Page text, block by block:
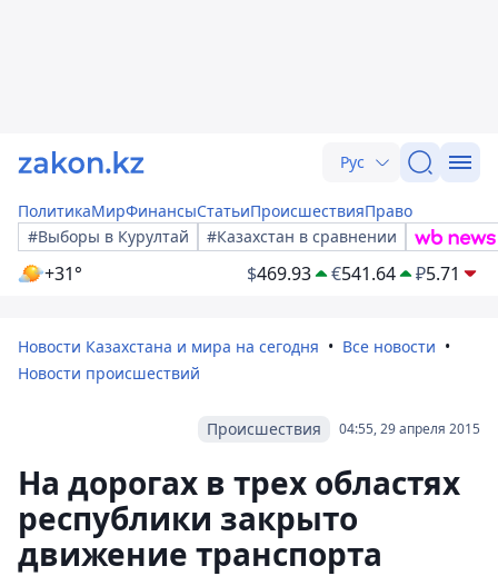
Рус
ПолитикаМирФинансыСтатьиПроисшествияПраво
#Выборы в Курултай
#Казахстан в сравнении
+31° $469.93 €541.64 ₽5.71
Новости Казахстана и мира на сегодня
Все новости
Новости происшествий
04:55, 29 апреля 2015
Происшествия
На дорогах в трех областях
республики закрыто
движение транспорта